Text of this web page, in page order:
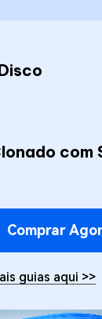
com
Comprar
guias aqui >>